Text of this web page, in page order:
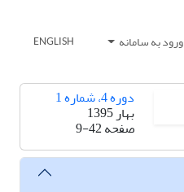
ورود به سامانه ENGLISH
دوره 4، شماره 1
بهار 1395
صفحه9-42